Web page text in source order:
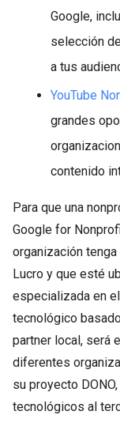
Google,
selección
a tus
YouTube
grandes
contenido
Para que una
Google for
organización
Lucro y que esté
especializada en
tecnológico
partner local, será
diferentes
su proyecto
tecnológicos al